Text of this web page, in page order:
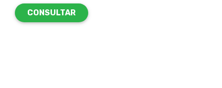
CONSULTAR